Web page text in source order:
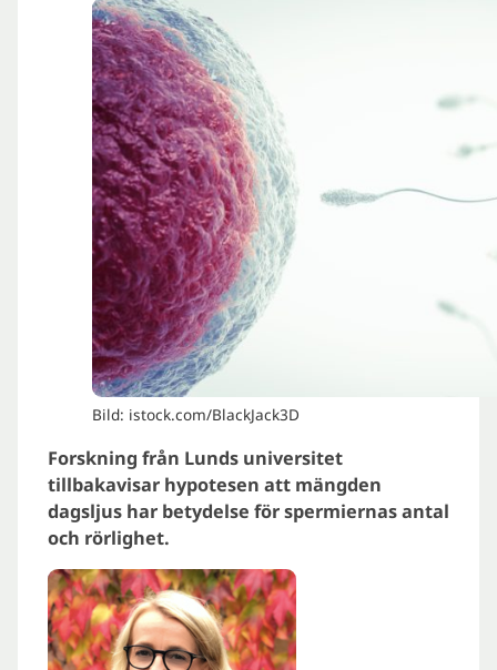
Bild: istock.com/BlackJack3D
Forskning från Lunds universitet
tillbakavisar hypotesen att mängden
dagsljus har betydelse för spermiernas antal
och rörlighet.